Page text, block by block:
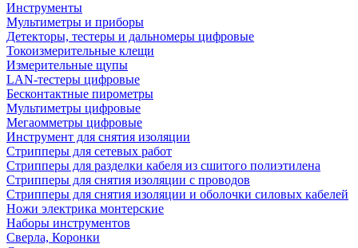
Инструменты
Мультиметры и приборы
Детекторы, тестеры и дальномеры цифровые
Токоизмерительные клещи
Измерительные щупы
LAN-тестеры цифровые
Бесконтактные пирометры
Мультиметры цифровые
Мегаомметры цифровые
Инструмент для снятия изоляции
Стрипперы для сетевых работ
Стрипперы для разделки кабеля из сшитого полиэтилена
Cтрипперы для снятия изоляции с проводов
Стрипперы для снятия изоляции и оболочки силовых кабелей
Ножи электрика монтерские
Наборы инструментов
Сверла, Коронки